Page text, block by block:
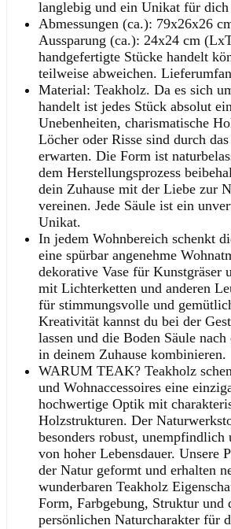
langlebig und ein Unikat für dich
Abmessungen (ca.): 79x26x26
Aussparung (ca.): 24x24 cm
handgefertigte Stücke handelt
teilweise abweichen.
Material: Teakholz. Da es sich
handelt ist jedes Stück absolut
Unebenheiten, charismatische
Löcher oder Risse sind durch
erwarten. Die Form ist
dem Herstellungsprozess
dein Zuhause mit der Liebe zur
vereinen. Jede Säule ist ein
Unikat.
In jedem Wohnbereich schenkt
eine spürbar angenehme
dekorative Vase für Kunstgräser
mit Lichterketten und anderen
für stimmungsvolle und
Kreativität kannst du bei der
lassen und die Boden Säule
in deinem Zuhause kombinieren.
WARUM TEAK? Teakholz
und Wohnaccessoires eine
hochwertige Optik mit
Holzstrukturen. Der
besonders robust,
von hoher Lebensdauer. Unsere
der Natur geformt und erhalten
wunderbaren Teakholz
Form, Farbgebung, Struktur und
persönlichen Naturcharakter für